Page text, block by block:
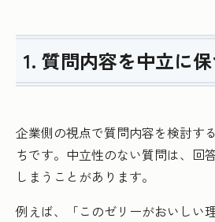
1. 質問内容を中立に
企業側の視点で質問内容を検討す
ちです。中立性のない質問は、回
しまうことがあります。
例えば、「このゼリーがおいしい